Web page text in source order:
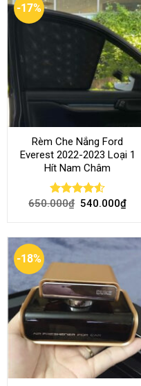
-17%
Rèm Che Nắng Ford
Everest 2022-2023 Loại 1
Hít Nam Châm
Rated4.51
650.000₫ 540.000₫
-18%